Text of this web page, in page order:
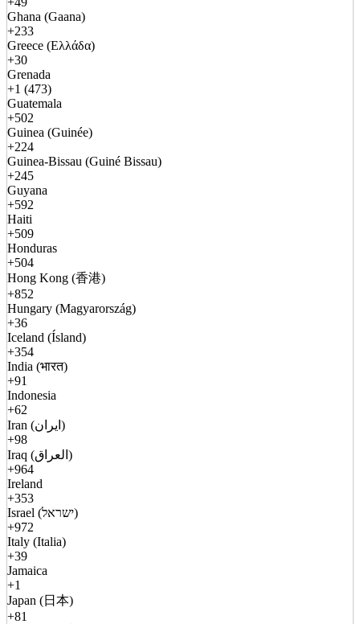
Ghana (Gaana)
+233
Greece (Ελλάδα)
+30
Grenada
+1 (473)
Guatemala
+502
Guinea (Guinée)
+224
Guinea-Bissau (Guiné Bissau)
+245
Guyana
+592
Haiti
+509
Honduras
+504
Hong Kong (香港)
+852
Hungary (Magyarország)
+36
Iceland (Ísland)
+354
India (भारत)
+91
Indonesia
+62
Iran (ایران)
+98
Iraq (العراق)
+964
Ireland
+353
Israel (ישראל)
+972
Italy (Italia)
+39
Jamaica
+1
Japan (日本)
+81